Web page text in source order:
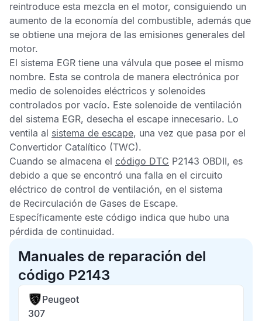
reintroduce esta mezcla en el motor, consiguiendo un
aumento de la economía del combustible, además que
se obtiene una mejora de las emisiones generales del
motor.
El sistema EGR tiene una válvula que posee el mismo
nombre. Esta se controla de manera electrónica por
medio de solenoides eléctricos y solenoides
controlados por vacío. Este solenoide de ventilación
del sistema EGR, desecha el escape innecesario. Lo
ventila al sistema de escape, una vez que pasa por el
Convertidor Catalítico (TWC).
Cuando se almacena el código DTC P2143 OBDII, es
debido a que se encontró una falla en el circuito
eléctrico de control de ventilación, en el sistema
de Recirculación de Gases de Escape.
Específicamente este código indica que hubo una
pérdida de continuidad.
Manuales de reparación del
código P2143
Peugeot
307